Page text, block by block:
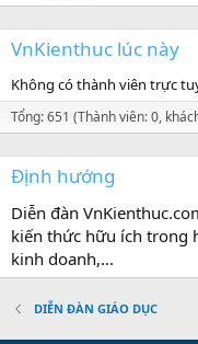
VnKienthuc lúc này
Không có thành viên trực
Tổng: 651 (Thành viên: 0,
Định hướng
Diễn đàn
kiến thức hữu ích trong
kinh doanh,...
DIỄN ĐÀN GIÁO DỤC